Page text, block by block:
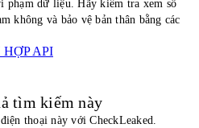
phạm dữ liệu. Hãy kiểm tra xem số
không và bảo vệ bản thân bằng các
API
tìm kiếm này
thoại này với CheckLeaked.